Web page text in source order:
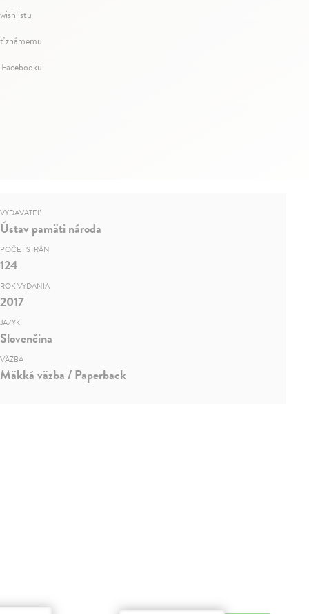
známemu
VYDAVATEĽ
Ústav pamäti národa
POČET STRÁN
124
ROK VYDANIA
2017
JAZYK
Slovenčina
VÄZBA
Mäkká väzba / Paperback